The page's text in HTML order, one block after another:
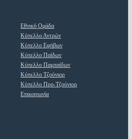
Εθνική Ομάδα
Κύπελλο Αντρών
Κύπελλο Εφήβων
Κύπελλο Παίδων
Κύπελλο Παμπαίδων
Κύπελλο Τζούνιορ
Κύπελλο Προ-Τζούνιορ
Επικοινωνία